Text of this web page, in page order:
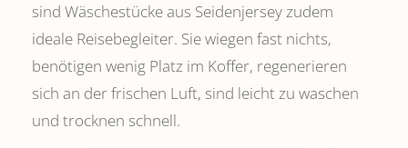
sind Wäschestücke aus Seidenjersey zudem
ideale Reisebegleiter. Sie wiegen fast nichts,
benötigen wenig Platz im Koffer, regenerieren
sich an der frischen Luft, sind leicht zu waschen
und trocknen schnell.